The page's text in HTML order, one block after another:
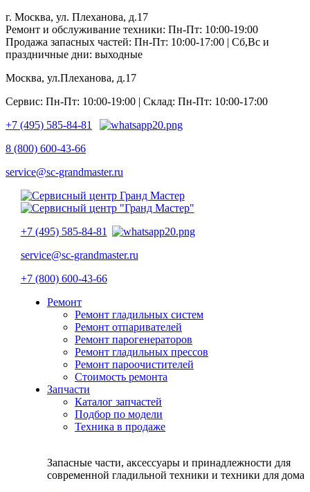
г. Москва, ул. Плеханова, д.17
Ремонт и обслуживание техники: Пн-Пт: 10:00-19:00
Продажа запасных частей: Пн-Пт: 10:00-17:00 | Сб,Вс и
праздничные дни: выходные
Москва, ул.Плеханова, д.17
Сервис: Пн-Пт: 10:00-19:00 | Склад: Пн-Пт: 10:00-17:00
+7 (495) 585-84-81
8 (800) 600-43-66
service@sc-grandmaster.ru
+7 (495) 585-84-81
service@sc-grandmaster.ru
+7 (800) 600-43-66
Ремонт
Ремонт гладильных систем
Ремонт отпаривателей
Ремонт парогенераторов
Ремонт гладильных прессов
Ремонт пароочистителей
Стоимость ремонта
Запчасти
Каталог запчастей
Подбор по модели
Техника в продаже
Запасные части, аксессуары и принадлежности для
современной гладильной техники и техники для дома